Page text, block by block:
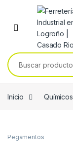
Skip to navigation
Skip to content
Buscar por:
Inicio Químicos
Pegamentos